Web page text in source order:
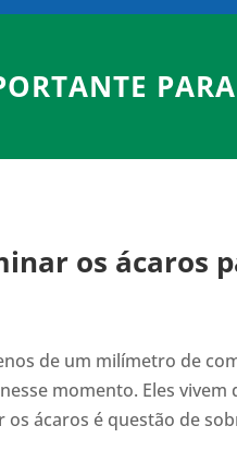
os ácaros
de um milímetro de
momento. Eles vivem
ácaros é questão de